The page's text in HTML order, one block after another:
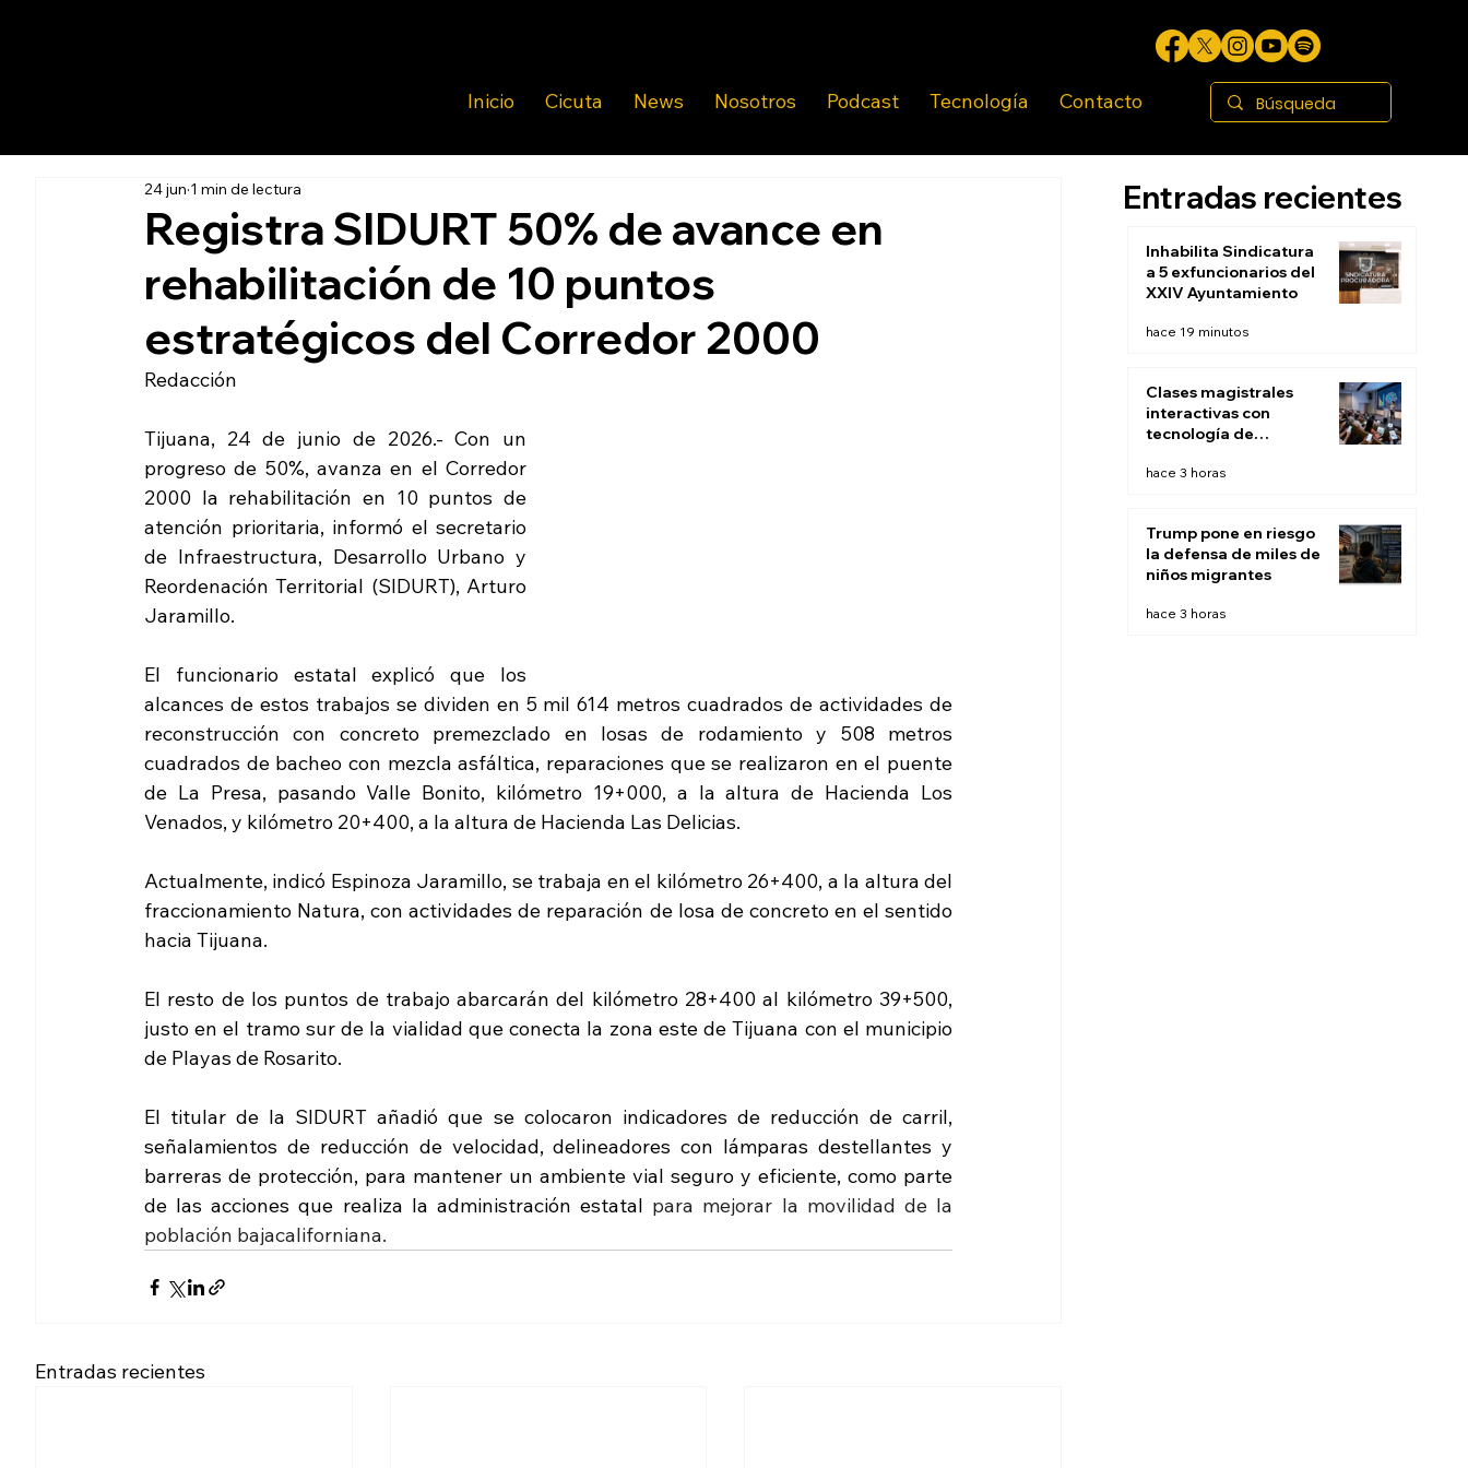
Inicio Cicuta News Nosotros Podcast Tecnología Contacto
Registra SIDURT 50% de avance en
rehabilitación de 10 puntos
estratégicos del Corredor 2000
24 jun 1 min de lectura
Redacción
Tijuana, 24 de junio de 2026.- Con un
progreso de 50%, avanza en el Corredor
2000 la rehabilitación en 10 puntos de
atención prioritaria, informó el secretario
de Infraestructura, Desarrollo Urbano y
Reordenación Territorial (SIDURT), Arturo
Jaramillo.
El funcionario estatal explicó que los
alcances de estos trabajos se dividen en 5 mil 614 metros cuadrados de actividades de
reconstrucción con concreto premezclado en losas de rodamiento y 508 metros
cuadrados de bacheo con mezcla asfáltica, reparaciones que se realizaron en el puente
de La Presa, pasando Valle Bonito, kilómetro 19+000, a la altura de Hacienda Los
Venados, y kilómetro 20+400, a la altura de Hacienda Las Delicias.
Actualmente, indicó Espinoza Jaramillo, se trabaja en el kilómetro 26+400, a la altura del
fraccionamiento Natura, con actividades de reparación de losa de concreto en el sentido
hacia Tijuana.
El resto de los puntos de trabajo abarcarán del kilómetro 28+400 al kilómetro 39+500,
justo en el tramo sur de la vialidad que conecta la zona este de Tijuana con el municipio
de Playas de Rosarito.
El titular de la SIDURT añadió que se colocaron indicadores de reducción de carril,
señalamientos de reducción de velocidad, delineadores con lámparas destellantes y
barreras de protección, para mantener un ambiente vial seguro y eficiente, como parte
de las acciones que realiza la administración estatal para mejorar la movilidad de la
población bajacaliforniana.
Entradas recientes
Entradas recientes
Inhabilita Sindicatura
a 5 exfuncionarios del
XXIV Ayuntamiento
hace 19 minutos
Clases magistrales
interactivas con
tecnología de
audiencia: El fin de la
hace 3 horas
Trump pone en riesgo
la defensa de miles de
niños migrantes
hace 3 horas